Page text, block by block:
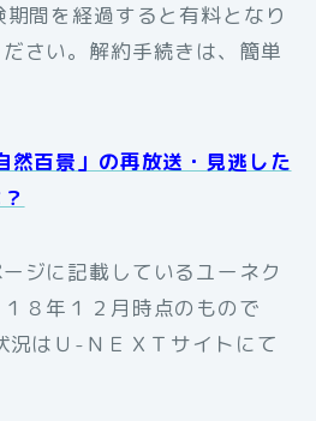
間を経過すると有料となり
さい。解約手続きは、簡単
然百景」の再放送・見逃した
ージに記載しているユーネク
８年１２月時点のもので
況はＵ-ＮＥＸＴサイトにて